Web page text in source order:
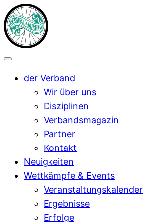
der Verband
Wir über uns
Disziplinen
Verbandsmagazin
Partner
Kontakt
Neuigkeiten
Wettkämpfe & Events
Veranstaltungskalender
Ergebnisse
Erfolge